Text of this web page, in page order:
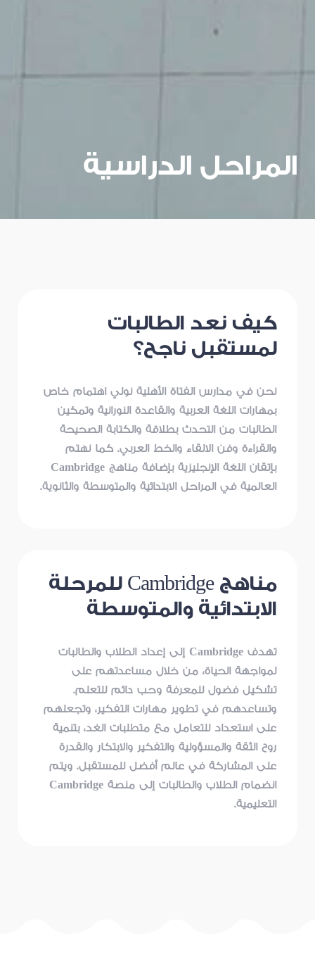
المراحل الدراسية
كيف نعد الطالبات
لمستقبل ناجح؟
نحن في مدارس الفتاة الأهلية نولي اهتمام خاص
بمهارات اللغة العربية والقاعدة النورانية وتمكين
الطالبات من التحدث بطلاقة والكتابة الصحيحة
والقراءة وفن الالقاء والخط العربي. كما نهتم
بإتقان اللغة الإنجليزية بإضافة مناهج Cambridge
العالمية في المراحل الابتدائية والمتوسطة والثانوية.
مناهج Cambridge للمرحلة
الابتدائية والمتوسطة
تهدف Cambridge إلى إعداد الطلاب والطالبات
لمواجهة الحياة، من خلال مساعدتهم على
تشكيل فضول للمعرفة وحب دائم للتعلم.
وتساعدهم في تطوير مهارات التفكير، وتجعلهم
على استعداد للتعامل مع متطلبات الغد، بتنمية
روح الثقة والمسؤولية والتفكير والابتكار والقدرة
على المشاركة في عالم أفضل للمستقبل. ويتم
انضمام الطلاب والطالبات إلى منصة Cambridge
التعليمية.